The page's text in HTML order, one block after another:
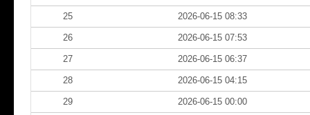
25 2026-06-15 08:33
26 2026-06-15 07:53
27 2026-06-15 06:37
28 2026-06-15 04:15
29 2026-06-15 00:00